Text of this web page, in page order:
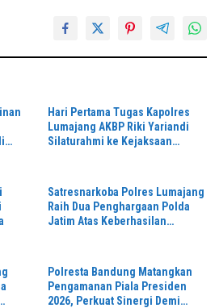
Hari Pertama Tugas Kapolres
Lumajang AKBP Riki Yariandi
Silaturahmi ke Kejaksaan
Satresnarkoba Polres Lumajang
Raih Dua Penghargaan Polda
Jatim Atas Keberhasilan
Polresta Bandung Matangkan
Pengamanan Piala Presiden
2026, Perkuat Sinergi Demi